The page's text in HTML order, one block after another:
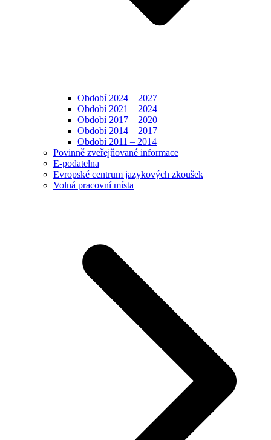
Období 2024 – 2027
Období 2021 – 2024
Období 2017 – 2020
Období 2014 – 2017
Období 2011 – 2014
Povinně zveřejňované informace
E-podatelna
Evropské centrum jazykových zkoušek
Volná pracovní místa